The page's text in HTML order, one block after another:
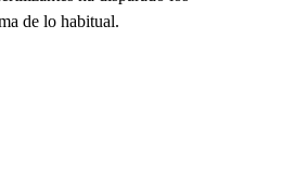
de lo habitual.